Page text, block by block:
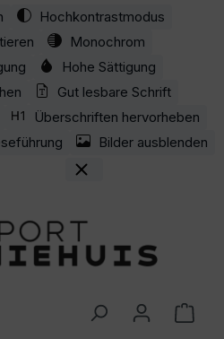
Hochkontrastmodus
Monochrom
Hohe Sättigung
Gut lesbare Schrift
Überschriften hervorheben
Bilder ausblenden